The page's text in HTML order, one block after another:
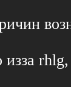
изза